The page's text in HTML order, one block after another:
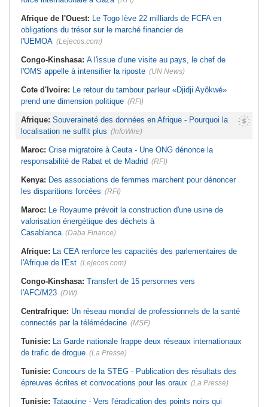
Afrique de l'Ouest: Le Togo lève 22 milliards de FCFA en
obligations du trésor sur le marché financier de
l'UEMOA (Lejecos.com)
Congo-Kinshasa: A l'issue d'une visite au pays, le chef de
l'OMS appelle à intensifier la riposte (UN News)
Cote d'Ivoire: Le retour du tambour parleur «Djidji Ayôkwé»
prend une dimension politique (RFI)
Afrique: Souveraineté des données en Afrique - Pourquoi la
localisation ne suffit plus (InfoWire)
Maroc: Crise migratoire à Ceuta - Une ONG dénonce la
responsabilité de Rabat et de Madrid (RFI)
Kenya: Des associations de femmes marchent pour dénoncer
les disparitions forcées (RFI)
Maroc: Le Royaume prévoit la construction d'une usine de
valorisation énergétique des déchets à
Casablanca (Daba Finance)
Afrique: La CEA renforce les capacités des parlementaires de
l'Afrique de l'Est (Lejecos.com)
Congo-Kinshasa: Transfert de 15 personnes vers
l'AFC/M23 (DW)
Centrafrique: Un réseau mondial de professionnels de la santé
connectés par la télémédecine (MSF)
Tunisie: La Garde nationale frappe deux réseaux internationaux
de trafic de drogue (La Presse)
Tunisie: Concours de la STEG - Publication des résultats des
épreuves écrites et convocations pour les oraux (La Presse)
Tunisie: Tataouine - Vers l'éradication des points noirs qui